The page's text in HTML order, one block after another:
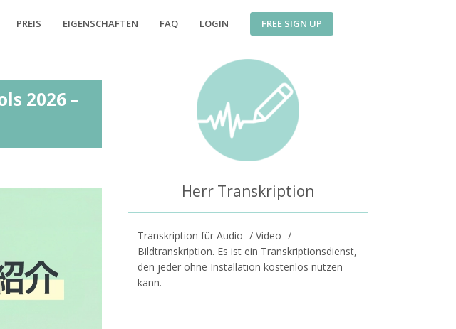
PREIS EIGENSCHAFTEN FAQ LOGIN FREE SIGN UP
2026 –
Herr Transkription
Transkription für Audio- / Video- /
Bildtranskription. Es ist ein Transkriptionsdienst,
den jeder ohne Installation kostenlos nutzen
kann.